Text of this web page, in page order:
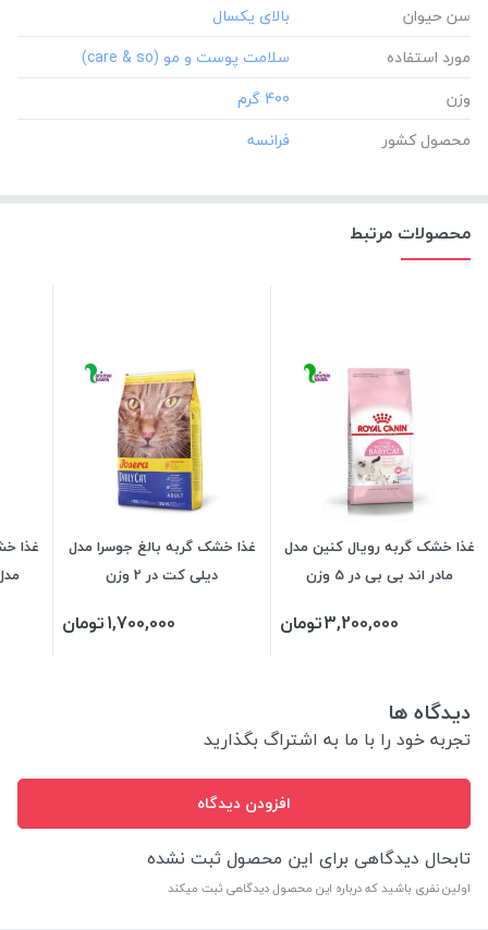
سن حیوان
مورد استفاده
وزن
‎400 گرم
محصول کشور
محصولات مرتبط
غذا خشک گربه رویال کنین مدل
مادر اند بی بی در 5 وزن
3,200,000تومان
غذا خشک گربه بالغ جوسرا مدل
دیلی کت در 2 وزن
1,700,000تومان
غذا
دیدگاه ها
تجربه خود را با ما به اشتراگ بگذارید
افزودن دیدگاه
تابحال دیدگاهی برای این محصول ثبت نشده
اولین نفری باشید که درباره این محصول دیدگاهی ثبت میکند